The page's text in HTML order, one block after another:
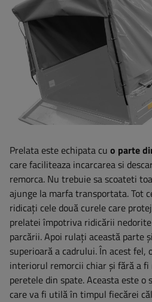
Prelata este echipata cu o parte
care faciliteaza incarcarea si
remorca. Nu trebuie sa scoateti
ajunge la marfa transportata. Tot
ridicați cele două curele care
prelatei împotriva ridicării
parcării. Apoi rulați această parte
superioară a cadrului. În acest fel,
interiorul remorcii chiar și fără a fi
peretele din spate. Aceasta este
care va fi utilă în timpul fiecărei